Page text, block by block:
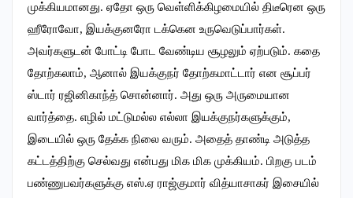
முக்கியமானது. ஏதோ ஒரு வெள்ளிக்கிழமையில் திடீரென ஒரு
ஹீரோவோ, இயக்குனரோ டக்கென உருவெடுப்பார்கள்.
அவர்களுடன் போட்டி போட வேண்டிய சூழலும் ஏற்படும். கதை
தோற்கலாம், ஆனால் இயக்குநர் தோற்கமாட்டார் என சூப்பர்
ஸ்டார் ரஜினிகாந்த் சொன்னார். அது ஒரு அருமையான
வார்த்தை. எழில் மட்டுமல்ல எல்லா இயக்குநர்களுக்கும்,
இடையில் ஒரு தேக்க நிலை வரும். அதைத் தாண்டி அடுத்த
கட்டத்திற்கு செல்வது என்பது மிக மிக முக்கியம். பிறகு படம்
பண்ணுபவர்களுக்கு எஸ்.ஏ ராஜ்குமார் வித்யாசாகர் இசையில்